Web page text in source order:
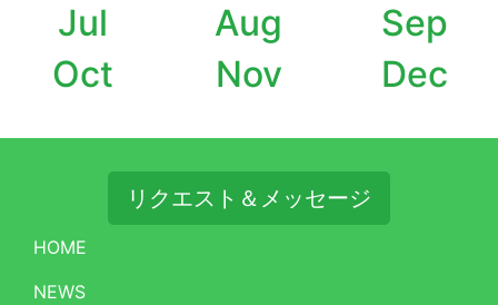
Jul
Aug
Sep
Oct
Nov Dec
リクエスト＆メッセージ
HOME
NEWS